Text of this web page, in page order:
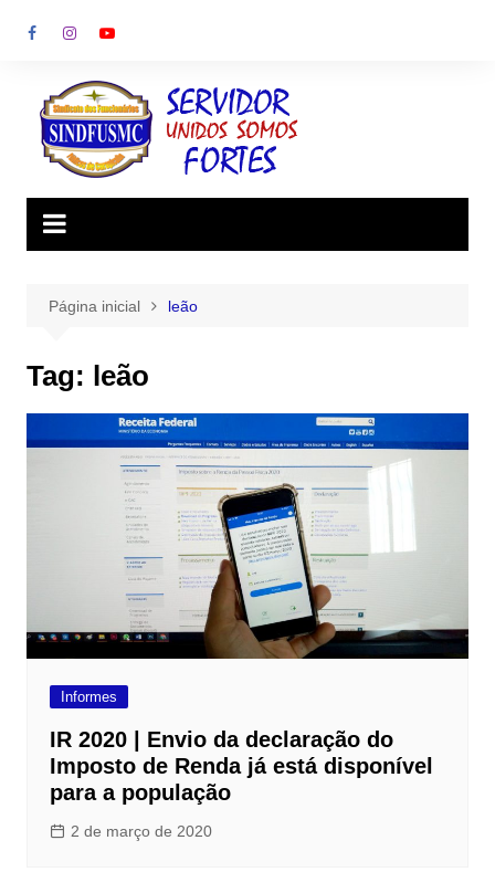
para
conteúdo
Página inicial leão
Tag: leão
Informes
IR 2020 | Envio da declaração do
Imposto de Renda já está disponível
para a população
2 de março de 2020